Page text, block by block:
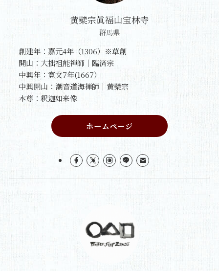
黄檗宗眞福山宝林寺
群馬県
創建年：嘉元4年（1306）※草創
開山：大拙祖能禅師｜臨済宗
中興年：寛文7年(1667）
中興開山：潮音道海禅師｜黄檗宗
本尊：釈迦如来像
ホームページ